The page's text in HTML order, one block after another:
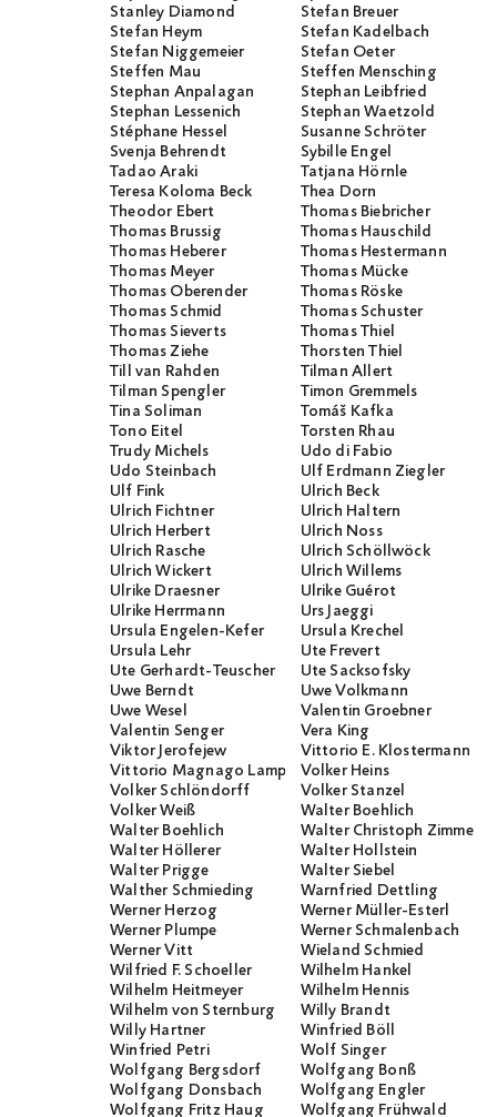
Stanley Diamond
Stefan Breuer
Stefan Heym
Stefan Kadelbach
Stefan Niggemeier
Stefan Oeter
Steffen Mau
Steffen Mensching
Stephan Anpalagan
Stephan Leibfried
Stephan Lessenich
Stephan Waetzold
Stéphane Hessel
Susanne Schröter
Svenja Behrendt
Sybille Engel
Tadao Araki
Tatjana Hörnle
Teresa Koloma Beck
Thea Dorn
Theodor Ebert
Thomas Biebricher
Thomas Brussig
Thomas Hauschild
Thomas Heberer
Thomas Hestermann
Thomas Meyer
Thomas Mücke
Thomas Oberender
Thomas Röske
Thomas Schmid
Thomas Schuster
Thomas Sieverts
Thomas Thiel
Thomas Ziehe
Thorsten Thiel
Till van Rahden
Tilman Allert
Tilman Spengler
Timon Gremmels
Tina Soliman
Tomáš Kafka
Tono Eitel
Torsten Rhau
Trudy Michels
Udo di Fabio
Udo Steinbach
Ulf Erdmann Ziegler
Ulf Fink
Ulrich Beck
Ulrich Fichtner
Ulrich Haltern
Ulrich Herbert
Ulrich Noss
Ulrich Rasche
Ulrich Schöllwöck
Ulrich Wickert
Ulrich Willems
Ulrike Draesner
Ulrike Guérot
Ulrike Herrmann
Urs Jaeggi
Ursula Engelen-Kefer
Ursula Krechel
Ursula Lehr
Ute Frevert
Ute Gerhardt-Teuscher
Ute Sacksofsky
Uwe Berndt
Uwe Volkmann
Uwe Wesel
Valentin Groebner
Valentin Senger
Vera King
Viktor Jerofejew
Vittorio E. Klostermann
Vittorio Magnago LampugnaniVolker Heins
Volker Schlöndorff
Volker Stanzel
Volker Weiß
Walter Boehlich
Walter Boehlich
Walter Christoph Zimmerli
Walter Höllerer
Walter Hollstein
Walter Prigge
Walter Siebel
Walther Schmieding
Warnfried Dettling
Werner Herzog
Werner Müller-Esterl
Werner Plumpe
Werner Schmalenbach
Werner Vitt
Wieland Schmied
Wilfried F. Schoeller
Wilhelm Hankel
Wilhelm Heitmeyer
Wilhelm Hennis
Wilhelm von Sternburg
Willy Brandt
Willy Hartner
Winfried Böll
Winfried Petri
Wolf Singer
Wolfgang Bergsdorf
Wolfgang Bonß
Wolfgang Donsbach
Wolfgang Engler
Wolfgang Fritz Haug
Wolfgang Frühwald